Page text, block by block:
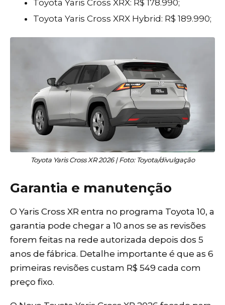
Toyota Yaris Cross XRX: R$ 178.990;
Toyota Yaris Cross XRX Hybrid: R$ 189.990;
Toyota Yaris Cross XR 2026 | Foto: Toyota/divulgação
Garantia e manutenção
O Yaris Cross XR entra no programa Toyota 10, a
garantia pode chegar a 10 anos se as revisões
forem feitas na rede autorizada depois dos 5
anos de fábrica. Detalhe importante é que as 6
primeiras revisões custam R$ 549 cada com
preço fixo.